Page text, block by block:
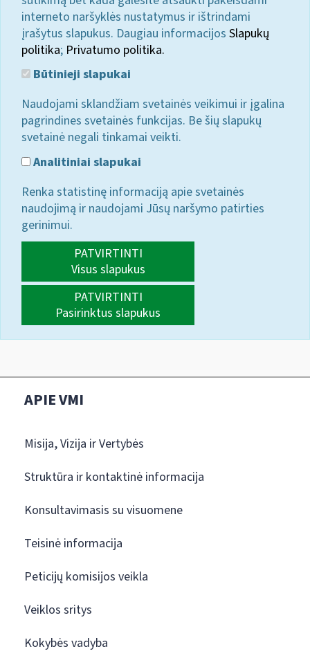
interneto naršyklės nustatymus ir ištrindami
įrašytus slapukus. Daugiau informacijos Slapukų
politika; Privatumo politika.
Būtinieji slapukai
Naudojami sklandžiam svetainės veikimui ir įgalina
pagrindines svetainės funkcijas. Be šių slapukų
svetainė negali tinkamai veikti.
Analitiniai slapukai
Renka statistinę informaciją apie svetainės
naudojimą ir naudojami Jūsų naršymo patirties
gerinimui.
PATVIRTINTI
Visus slapukus
PATVIRTINTI
Pasirinktus slapukus
APIE VMI
Misija, Vizija ir Vertybės
Struktūra ir kontaktinė informacija
Konsultavimasis su visuomene
Teisinė informacija
Peticijų komisijos veikla
Veiklos sritys
Kokybės vadyba